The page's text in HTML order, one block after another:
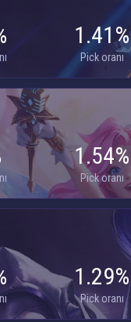
1.41%
Pick oranı
1.54%
Pick oranı
1.29%
Pick oranı